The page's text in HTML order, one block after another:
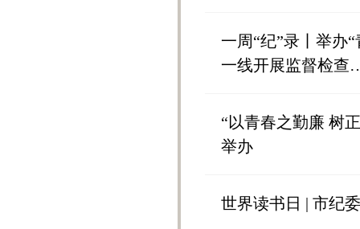
一周“纪”录丨举办
一线开展监督检
“以青春之勤廉 树
举办
世界读书日 | 市纪